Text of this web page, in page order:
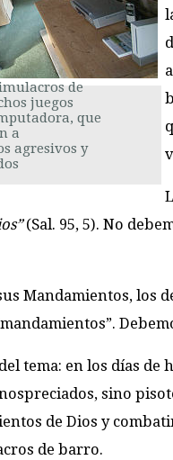
de
juegos
que
a
agresivos y
(Sal. 95, 5). No
Mandamientos,
tema: en los días de
sino
de Dios y
de barro.